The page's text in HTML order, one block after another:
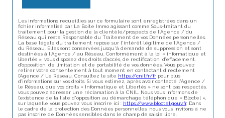
Les informations recueillies sur ce formulaire sont enregistrées dans un
fichier informatisé par La Boite Immo agissant comme Sous-traitant du
traitement pour la gestion de la clientèle/prospects de l'Agence / du
Réseau qui reste Responsable du Traitement de vos Données personnelles.
La base légale du traitement repose sur l'intérêt légitime de l'Agence /
du Réseau. Elles sont conservées jusqu'à demande de suppression et sont
destinées à l'Agence / au Réseau. Conformément à la loi « informatique et
libertés », vous disposez des droits d’accès, de rectification, d’effacement,
d’opposition, de limitation et de portabilité de vos données. Vous pouvez
retirer votre consentement à tout moment en contactant directement
l’Agence / Le Réseau. Consultez le site https://cnil.fr/fr pour plus
d’informations sur vos droits. Si vous estimez, après avoir contacté l'Agence /
le Réseau, que vos droits « Informatique et Libertés » ne sont pas respectés,
vous pouvez adresser une réclamation à la CNIL. Nous vous informons de
l’existence de la liste d'opposition au démarchage téléphonique « Bloctel »,
sur laquelle vous pouvez vous inscrire ici : https://www.bloctel.gouv.fr. Dans
le cadre de la protection des Données personnelles, nous vous invitons à ne
pas inscrire de Données sensibles dans le champ de saisie libre.